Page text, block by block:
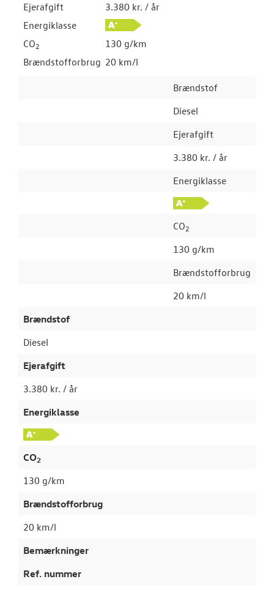
Ejerafgift
3.380 kr. / år
Energiklasse
CO2
130 g/km
Brændstofforbrug 20 km/l
Brændstof
Diesel
Ejerafgift
3.380 kr. / år
Energiklasse
CO2
130 g/km
Brændstofforbrug
20 km/l
Brændstof
Diesel
Ejerafgift
3.380 kr. / år
Energiklasse
CO2
130 g/km
Brændstofforbrug
20 km/l
Bemærkninger
Ref. nummer